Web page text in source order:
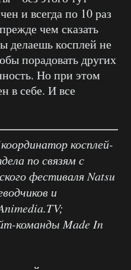
и всегда по 10 раз
чем сказать
делаешь косплей не
порадовать других
Но при этом
в себе. И все
косплей-
по связям с
фестиваля Natsu
и
команды Made In